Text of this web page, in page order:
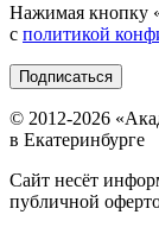
Нажимая кнопку
с политикой
Подписаться
© 2012-2026
в Екатеринбурге
Сайт несёт
публичной